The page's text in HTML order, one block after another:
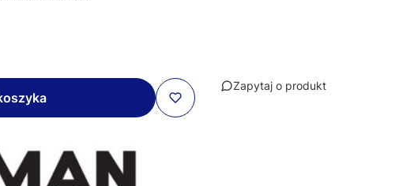
Zapytaj o produkt